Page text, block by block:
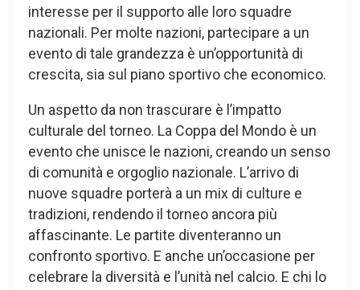
interesse per il supporto alle loro squadre
nazionali. Per molte nazioni, partecipare a un
evento di tale grandezza è un’opportunità di
crescita, sia sul piano sportivo che economico.
Un aspetto da non trascurare è l’impatto
culturale del torneo. La Coppa del Mondo è un
evento che unisce le nazioni, creando un senso
di comunità e orgoglio nazionale. L’arrivo di
nuove squadre porterà a un mix di culture e
tradizioni, rendendo il torneo ancora più
affascinante. Le partite diventeranno un
confronto sportivo. E anche un’occasione per
celebrare la diversità e l’unità nel calcio. E chi lo